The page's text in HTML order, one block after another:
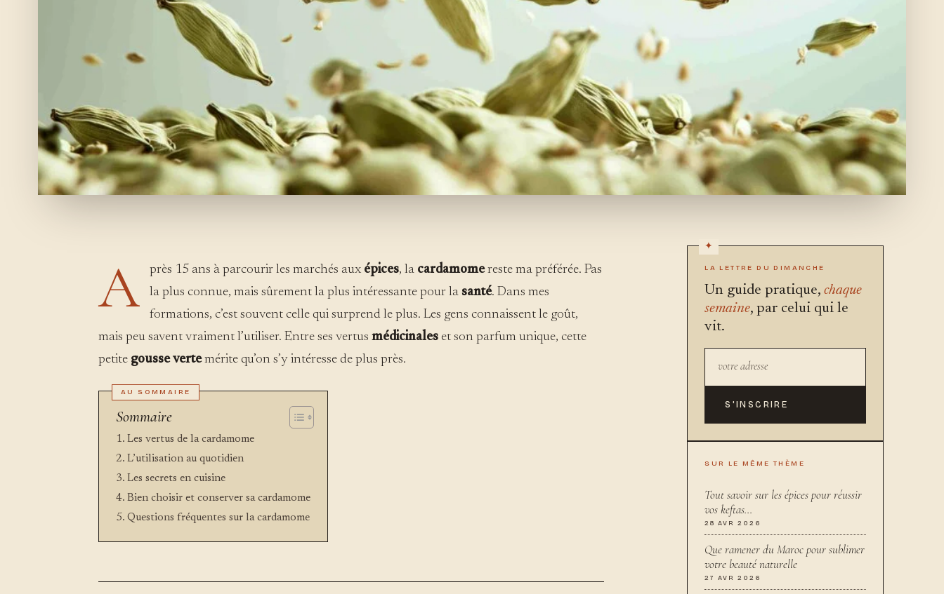
A près 15 ans à parcourir les marchés aux épices, la cardamomereste ma préférée. Pas
la plus connue, mais sûrement la plus intéressante pour la santé. Dans mes
formations, c’est souvent celle qui surprend le plus. Les gens connaissent le goût,
mais peu savent vraiment l’utiliser. Entre ses vertus médicinales et son parfum unique, cette
petite gousse vertemérite qu’on s’y intéresse de plus près.
Sommaire
Les vertus de la cardamome
L’utilisation au quotidien
Les secrets en cuisine
Bien choisir et conserver sa cardamome
Questions fréquentes sur la cardamome
LA LETTRE DU DIMANCHE
Un guide pratique,chaque
semaine, par celui qui le
vit.
S'INSCRIRE
SUR LE MÊME THÈME
Tout savoir sur les épices pour réussir
vos keftas…
28 AVR 2026
Que ramener du Maroc pour sublimer
votre beauté naturelle
27 AVR 2026